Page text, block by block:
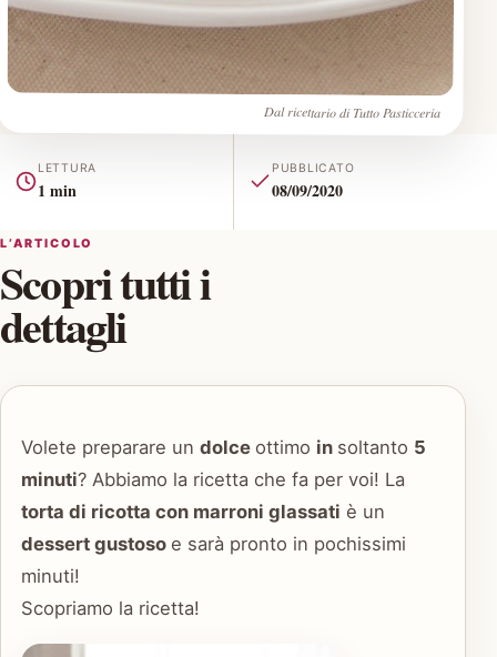
Dal ricettario di Tutto Pasticceria
LETTURA
1 min
PUBBLICATO
08/09/2020
L’ARTICOLO
Scopri tutti i
dettagli
Volete preparare un dolce ottimo in soltanto 5
minuti? Abbiamo la ricetta che fa per voi! La
torta di ricotta con marroni glassati è un
dessert gustoso e sarà pronto in pochissimi
minuti!
Scopriamo la ricetta!